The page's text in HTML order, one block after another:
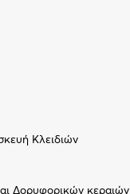
Κλειδιών
Δορυφορικών κεραιών